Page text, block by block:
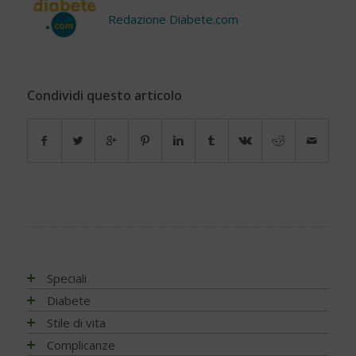
Redazione Diabete.com
Condividi questo articolo
Speciali
Antiossidanti e radicali liberi
Assistenza e diabete
Diabete
Impatto socio-sanitario
Mondo, Europa
Conoscere il diabete
Stile di vita
Linee guida e consigli
Complicanze